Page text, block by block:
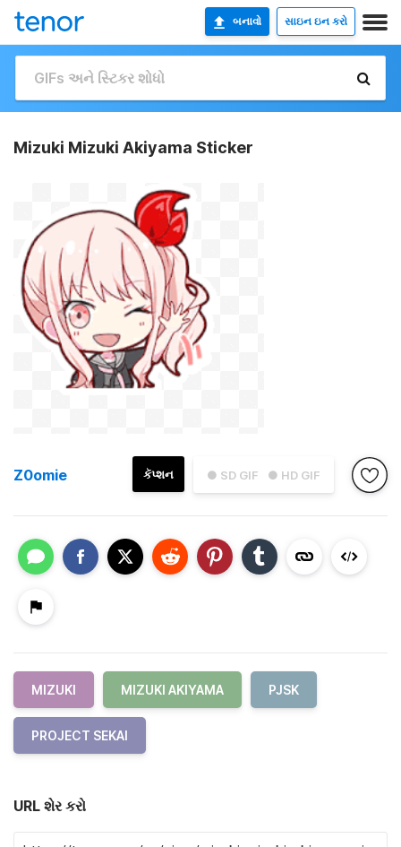
બનાવો સાઇન ઇન કરો
Mizuki Mizuki Akiyama Sticker
● SD GIF ● HD GIF
કૅપ્શન
Z0omie
MIZUKI MIZUKI AKIYAMA PJSK
PROJECT SEKAI
URL શેર કરો